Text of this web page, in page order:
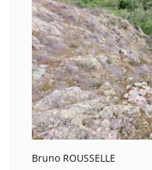
Bruno ROUSSELLE